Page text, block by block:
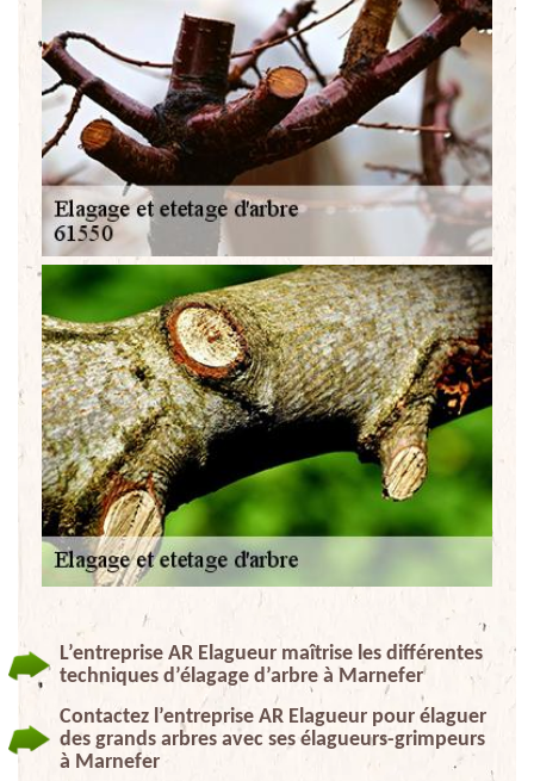
L’entreprise AR Elagueur maîtrise les différentes
techniques d’élagage d’arbre à Marnefer
Contactez l’entreprise AR Elagueur pour élaguer
des grands arbres avec ses élagueurs-grimpeurs
à Marnefer